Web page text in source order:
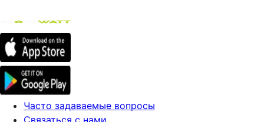
Часто задаваемые вопросы
Связаться с нами